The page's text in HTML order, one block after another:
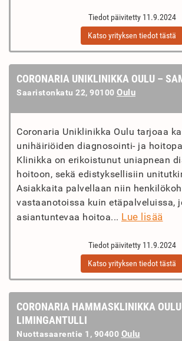
Tiedot päivitetty 11.9.2024
Katso yrityksen tiedot tästä
CORONARIA UNIKLINIKKA OULU –
Saaristonkatu 22, 90100 Oulu
Coronaria Uniklinikka Oulu tarjoaa
unihäiriöiden diagnosointi- ja
Klinikka on erikoistunut uniapnean
hoitoon, sekä edistyksellisiin
Asiakkaita palvellaan niin
vastaanotoissa kuin etäpalveluissa,
asiantuntevaa hoitoa... Lue lisää
Tiedot päivitetty 11.9.2024
Katso yrityksen tiedot tästä
CORONARIA HAMMASKLINIKKA
LIMINGANTULLI
Nuottasaarentie 1, 90400 Oulu